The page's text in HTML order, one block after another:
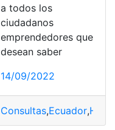
a todos los
ciudadanos
emprendedores que
desean saber
14/09/2022
Consultas,Ecuador,